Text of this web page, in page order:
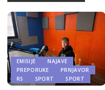
EMISIJE
NAJAVE
PREPORUKE
PRNJAVOR
RS
SPORT SPORT